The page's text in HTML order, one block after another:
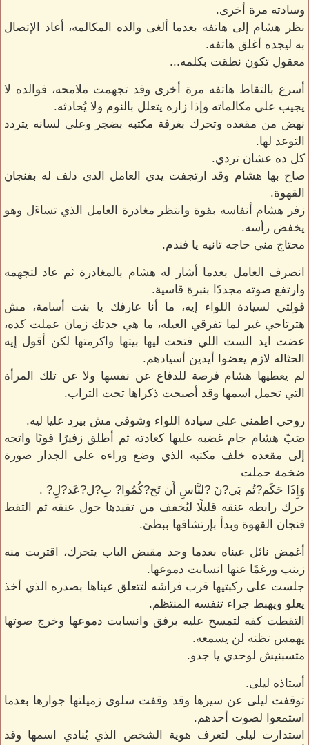
وسادته مرة أخرى.
نظر هشام إلى هاتفه بعدما ألغى والده المكالمه، أعاد الإتصال
به ليجده أغلق هاتفه.
معقول تكون نطقت بكلمه...
أسرع بالتقاط هاتفه مرة أخرى وقد تجهمت ملامحه، فوالده لا
يجيب على مكالماته وإذا زاره يتعلل بالنوم ولا يُحادثه.
نهض من مقعده وتحرك بغرفة مكتبه بضجر وعلى لسانه يتردد
التوعد لها.
كل ده عشان تردي.
صاح بها هشام وقد ارتجفت يدي العامل الذي دلف له بفنجان
القهوة.
زفر هشام أنفاسه بقوة وانتظر مغادرة العامل الذي تساءَل وهو
يخفض رأسه.
محتاج مني حاجه تانيه يا فندم.
انصرف العامل بعدما أشار له هشام بالمغادرة ثم عاد لتجهمه
وارتفع صوته مجددًا بنبرة قاسية.
قولتي لسيادة اللواء إيه، ما أنا عارفك يا بنت أسامة، مش
هترتاحي غير لما تفرقي العيله، ما هي جدتك زمان عملت كده،
عضت ايد الست اللي فتحت ليها بيتها واكرمتها لكن أقول إيه
الحثاله لازم يعضوا أيدين أسيادهم.
لم يعطيها هشام فرصة للدفاع عن نفسها ولا عن تلك المرأة
التي تحمل اسمها وقد أصبحت ذكراها تحت التراب.
روحي اطمني على سيادة اللواء وشوفي مش بيرد عليا ليه.
صَبّ هشام جام غضبه عليها كعادته ثم أطلق زفيرًا قويًا واتجه
إلى مقعده خلف مكتبه الذي وضع وراءه على الجدار صورة
ضخمة حملت
وَإِذَا حَكَم?تُم بَي?نَ ?لنَّاسِ أَن تَح?كُمُوا? بِ?ل?عَد?لِ? .
حرك رابطه عنقه قليلًا ليُخفف من تقيدها حول عنقه ثم التقط
فنجان القهوة وبدأ بإرتشافها ببطئ.
أغمض نائل عيناه بعدما وجد مقبض الباب يتحرك، اقتربت منه
زينب ورغمًا عنها انسابت دموعها.
جلست على ركبتيها قرب فراشه لتتعلق عيناها بصدره الذي أخذ
يعلو ويهبط جراء تنفسه المنتظم.
التقطت كفه لتمسح عليه برفق وانسابت دموعها وخرج صوتها
يهمس تظنه لن يسمعه.
متسبنيش لوحدي يا جدو.
أستاذه ليلى.
توقفت ليلى عن سيرها وقد وقفت سلوى زميلتها جوارها بعدما
استمعوا لصوت أحدهم.
استدارت ليلى لتعرف هوية الشخص الذي يُنادي اسمها وقد